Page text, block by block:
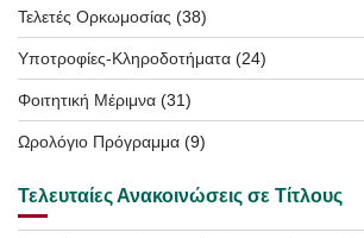
Τελετές Ορκωμοσίας (38)
Υποτροφίες-Κληροδοτήματα (24)
Φοιτητική Μέριμνα (31)
Ωρολόγιο Πρόγραμμα (9)
Τελευταίες Ανακοινώσεις σε Τίτλους